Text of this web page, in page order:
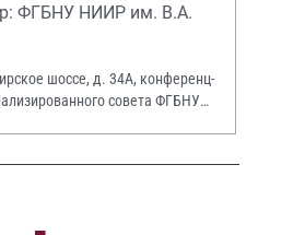
ФГБНУ НИИР им. В.А.
шоссе, д. 34А, конференц-
совета ФГБНУ